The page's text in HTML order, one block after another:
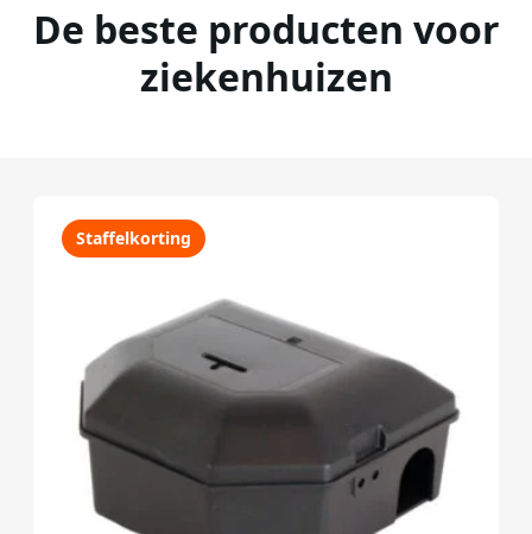
De beste producten voor
ziekenhuizen
Staffelkorting